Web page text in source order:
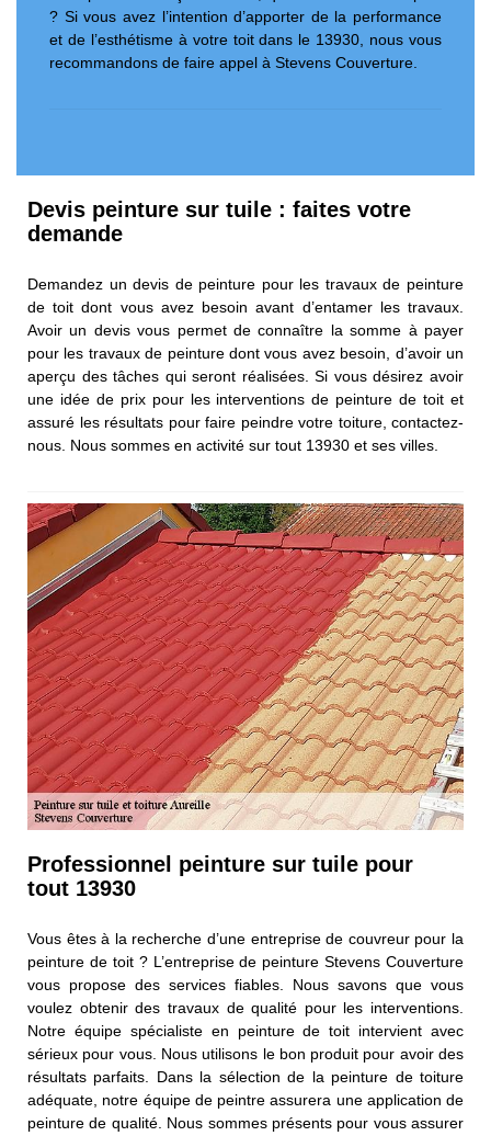
? Si vous avez l’intention d’apporter de la performance
et de l’esthétisme à votre toit dans le 13930, nous vous
recommandons de faire appel à Stevens Couverture.
Devis peinture sur tuile : faites votre
demande
Demandez un devis de peinture pour les travaux de peinture
de toit dont vous avez besoin avant d’entamer les travaux.
Avoir un devis vous permet de connaître la somme à payer
pour les travaux de peinture dont vous avez besoin, d’avoir un
aperçu des tâches qui seront réalisées. Si vous désirez avoir
une idée de prix pour les interventions de peinture de toit et
assuré les résultats pour faire peindre votre toiture, contactez-
nous. Nous sommes en activité sur tout 13930 et ses villes.
Professionnel peinture sur tuile pour
tout 13930
Vous êtes à la recherche d’une entreprise de couvreur pour la
peinture de toit ? L’entreprise de peinture Stevens Couverture
vous propose des services fiables. Nous savons que vous
voulez obtenir des travaux de qualité pour les interventions.
Notre équipe spécialiste en peinture de toit intervient avec
sérieux pour vous. Nous utilisons le bon produit pour avoir des
résultats parfaits. Dans la sélection de la peinture de toiture
adéquate, notre équipe de peintre assurera une application de
peinture de qualité. Nous sommes présents pour vous assurer